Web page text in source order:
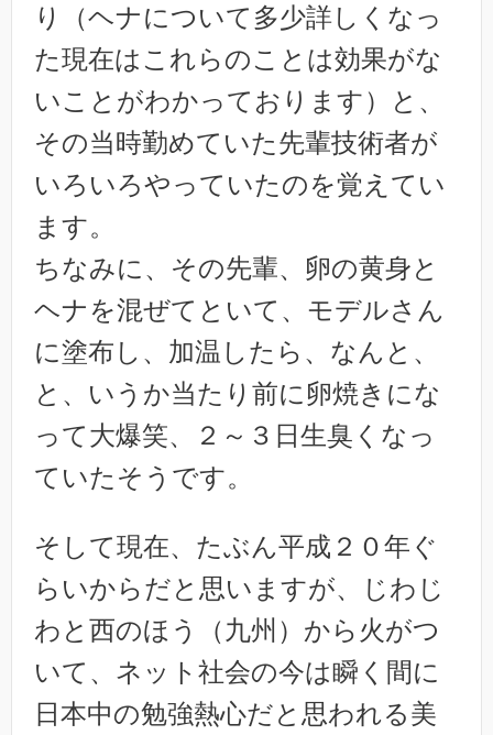
り（ヘナについて多少詳しくなっ
た現在はこれらのことは効果がな
いことがわかっております）と、
その当時勤めていた先輩技術者が
いろいろやっていたのを覚えてい
ます。
ちなみに、その先輩、卵の黄身と
ヘナを混ぜてといて、モデルさん
に塗布し、加温したら、なんと、
と、いうか当たり前に卵焼きにな
って大爆笑、２～３日生臭くなっ
ていたそうです。
そして現在、たぶん平成２０年ぐ
らいからだと思いますが、じわじ
わと西のほう（九州）から火がつ
いて、ネット社会の今は瞬く間に
日本中の勉強熱心だと思われる美